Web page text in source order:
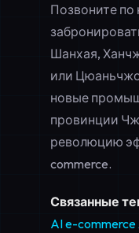
Позвоните по
Шанхая,
или
новые
провинции
революцию
commerce.
Связанные
AI e-commerce